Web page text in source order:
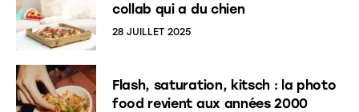
collab qui a du chien
28 JUILLET 2025
Flash, saturation, kitsch : la photo
food revient aux années 2000